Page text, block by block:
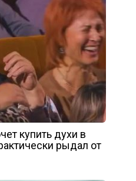
купить духи в
рыдал от